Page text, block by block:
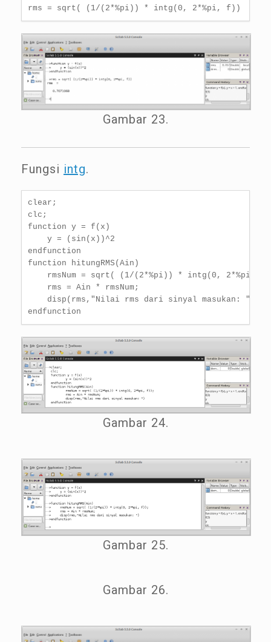
rms = sqrt( (1/(2*%pi)) * intg(0, 2*%pi, f))
Gambar 23.
Fungsi intg.
clear;
clc;
function y = f(x)
    y = (sin(x))^2
endfunction
function hitungRMS(Ain)
rmsNum = sqrt( (1/(2*%pi)) * intg(0, 2*%pi,
    rms = Ain * rmsNum;
    disp(rms,"Nilai rms dari sinyal masukan: ")
endfunction
Gambar 24.
Gambar 25.
Gambar 26.